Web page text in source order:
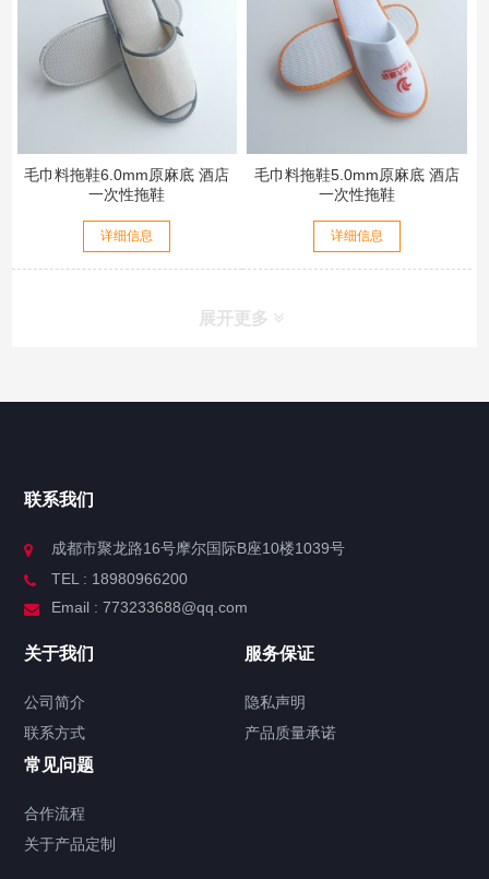
毛巾料拖鞋6.0mm原麻底 酒店
一次性拖鞋
详细信息
毛巾料拖鞋5.0mm原麻底 酒店
一次性拖鞋
详细信息
展开更多
联系我们
成都市聚龙路16号摩尔国际B座10楼1039号
TEL : 18980966200
Email : 773233688@qq.com
关于我们
公司简介
联系方式
服务保证
隐私声明
产品质量承诺
常见问题
合作流程
关于产品定制